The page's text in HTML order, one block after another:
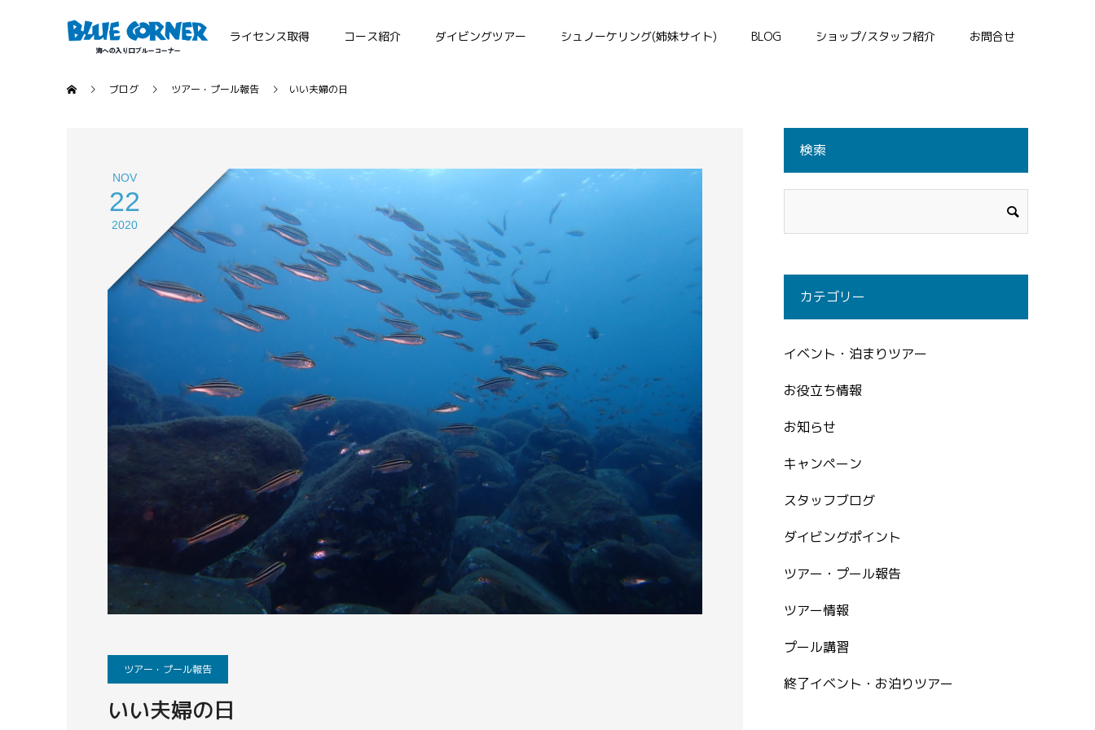
ライセンス取得 コース紹介 ダイビングツアー シュノーケリング(姉妹サイト) BLOG ショップ/スタッフ紹介 お問合せ
ブログ ツアー・プール報告 いい夫婦の日
NOV
22
2020
ツアー・プール報告
いい夫婦の日
検索
カテゴリー
イベント・泊まりツアー
お役立ち情報
お知らせ
キャンペーン
スタッフブログ
ダイビングポイント
ツアー・プール報告
ツアー情報
プール講習
終了イベント・お泊りツアー